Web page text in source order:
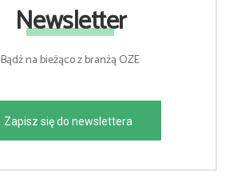
Newsletter
Bądź na bieżąco z branżą OZE
Zapisz się do newslettera